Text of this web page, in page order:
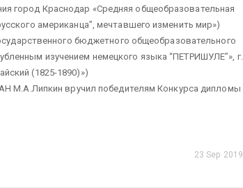
город Краснодар «Средняя общеобразовательная
американца”, мечтавшего изменить мир»)
бюджетного общеобразовательного
изучением немецкого языка “ПЕТРИШУЛЕ”», г.
(1825-1890)»)
М.А.Липкин вручил победителям Конкурса дипломы
23 Sep 2019